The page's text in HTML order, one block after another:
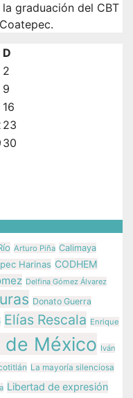
graduación del CBT
D
2
9
16
23
30
Arturo Piña Calimaya
Harinas CODHEM
Delfina Gómez Álvarez
Donato Guerra
Elías Rescala Enrique
de México Iván
La mayoría silenciosa
Libertad de expresión